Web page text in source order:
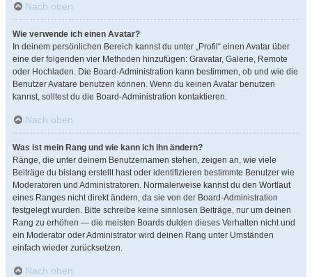
Nach oben
Wie verwende ich einen Avatar?
In deinem persönlichen Bereich kannst du unter „Profil“ einen Avatar über
eine der folgenden vier Methoden hinzufügen: Gravatar, Galerie, Remote
oder Hochladen. Die Board-Administration kann bestimmen, ob und wie die
Benutzer Avatare benutzen können. Wenn du keinen Avatar benutzen
kannst, solltest du die Board-Administration kontaktieren.
Nach oben
Was ist mein Rang und wie kann ich ihn ändern?
Ränge, die unter deinem Benutzernamen stehen, zeigen an, wie viele
Beiträge du bislang erstellt hast oder identifizieren bestimmte Benutzer wie
Moderatoren und Administratoren. Normalerweise kannst du den Wortlaut
eines Ranges nicht direkt ändern, da sie von der Board-Administration
festgelegt wurden. Bitte schreibe keine sinnlosen Beiträge, nur um deinen
Rang zu erhöhen — die meisten Boards dulden dieses Verhalten nicht und
ein Moderator oder Administrator wird deinen Rang unter Umständen
einfach wieder zurücksetzen.
Nach oben